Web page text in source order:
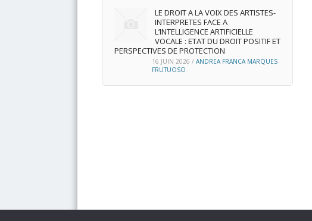
LE DROIT A LA VOIX DES ARTISTES-
INTERPRETES FACE A
L’INTELLIGENCE ARTIFICIELLE
VOCALE : ETAT DU DROIT POSITIF ET
PERSPECTIVES DE PROTECTION
16 JUIN 2026 / ANDREA FRANCA MARQUES
FRUTUOSO